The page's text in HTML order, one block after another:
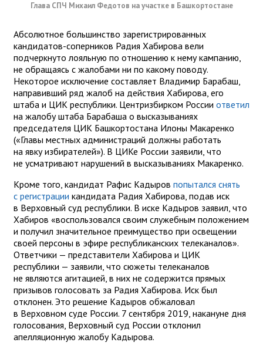
Глава СПЧ Михаил Федотов на участке в Башкортостане
Абсолютное большинство зарегистрированных
кандидатов-соперников Радия Хабирова вели
подчеркнуто лояльную по отношению к нему кампанию,
не обращаясь с жалобами ни по какому поводу.
Некоторое исключение составляет Владимир Барабаш,
направивший ряд жалоб на действия Хабирова, его
штаба и ЦИК республики. Центризбирком России ответил
на жалобу штаба Барабаша о высказываниях
председателя ЦИК Башкортостана Илоны Макаренко
(«Главы местных администраций должны работать
на явку избирателей»). В ЦИКе России заявили, что
не усматривают нарушений в высказываниях Макаренко.
Кроме того, кандидат Рафис Кадыров попытался снять
с регистрации кандидата Радия Хабирова, подав иск
в Верховный суд республики. В иске Кадыров заявил, что
Хабиров «воспользовался своим служебным положением
и получил значительное преимущество при освещении
своей персоны в эфире республиканских телеканалов».
Ответчики — представители Хабирова и ЦИК
республики — заявили, что сюжеты телеканалов
не являются агитацией, в них не содержится прямых
призывов голосовать за Радия Хабирова. Иск был
отклонен. Это решение Кадыров обжаловал
в Верховном суде России. 7 сентября 2019, накануне дня
голосования, Верховный суд России отклонил
апелляционную жалобу Кадырова.